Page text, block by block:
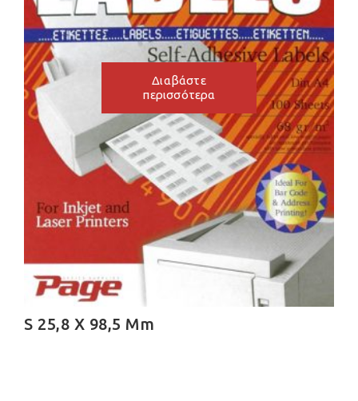
Διαβάστε
περισσότερα
S 25,8 X 98,5 Mm